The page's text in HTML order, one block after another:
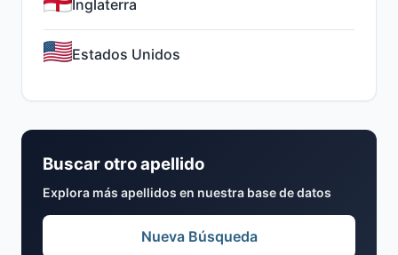
Inglaterra
Estados Unidos
Buscar otro apellido
Explora más apellidos en nuestra base de datos
Nueva Búsqueda